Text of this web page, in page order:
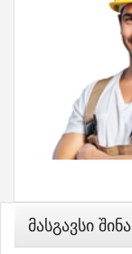
Მასგავსი